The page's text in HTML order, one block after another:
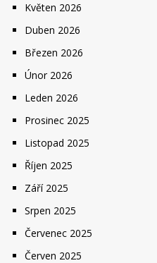
Květen 2026
Duben 2026
Březen 2026
Únor 2026
Leden 2026
Prosinec 2025
Listopad 2025
Říjen 2025
Září 2025
Srpen 2025
Červenec 2025
Červen 2025